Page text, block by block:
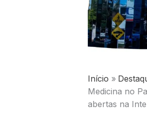
Início
Medicina no
abertas na